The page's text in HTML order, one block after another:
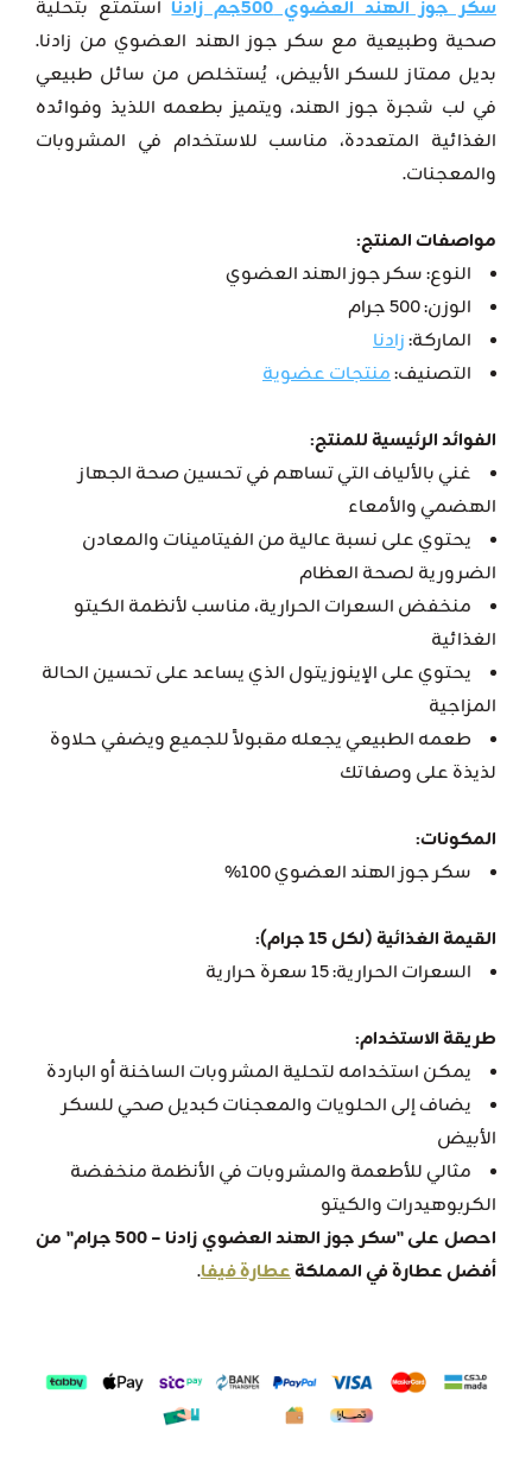
سكر جوز الهند العضوي 500جم زادنا
استمتع بتحلية
صحية وطبيعية مع سكر جوز الهند العضوي من زادنا.
بديل ممتاز للسكر الأبيض، يُستخلص من سائل طبيعي
في لب شجرة جوز الهند، ويتميز بطعمه اللذيذ وفوائده
الغذائية المتعددة، مناسب للاستخدام في المشروبات
والمعجنات.
مواصفات المنتج:
النوع: سكر جوز الهند العضوي
الوزن: 500 جرام
الماركة:زادنا
التصنيف:منتجات عضوية
الفوائد الرئيسية للمنتج:
غني بالألياف التي تساهم في تحسين صحة الجهاز
الهضمي والأمعاء
يحتوي على نسبة عالية من الفيتامينات والمعادن
الضرورية لصحة العظام
منخفض السعرات الحرارية، مناسب لأنظمة الكيتو
الغذائية
يحتوي على الإينوزيتول الذي يساعد على تحسين الحالة
المزاجية
طعمه الطبيعي يجعله مقبولاً للجميع ويضفي حلاوة
لذيذة على وصفاتك
المكونات:
سكر جوز الهند العضوي 100%
القيمة الغذائية (لكل 15 جرام):
السعرات الحرارية: 15 سعرة حرارية
طريقة الاستخدام:
يمكن استخدامه لتحلية المشروبات الساخنة أو الباردة
يضاف إلى الحلويات والمعجنات كبديل صحي للسكر
الأبيض
مثالي للأطعمة والمشروبات في الأنظمة منخفضة
الكربوهيدرات والكيتو
احصل على "سكر جوز الهند العضوي زادنا – 500 جرام" من
أفضل عطارة في المملكةعطارة فيفا.